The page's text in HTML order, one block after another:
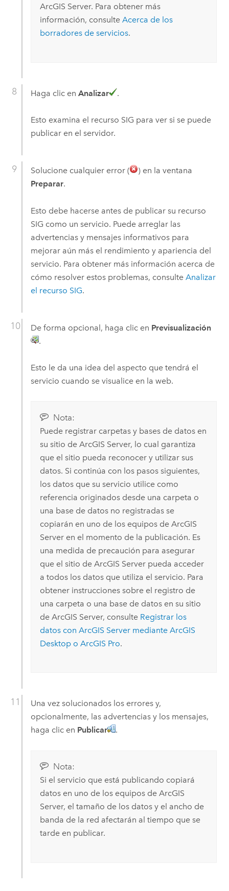
ArcGIS Server. Para obtener más
información, consulte Acerca de los
borradores de servicios.
Haga clic en Analizar .
Esto examina el recurso SIG para ver si se puede
publicar en el servidor.
Solucione cualquier error (
) en la ventana
Preparar.
Esto debe hacerse antes de publicar su recurso
SIG como un servicio. Puede arreglar las
advertencias y mensajes informativos para
mejorar aún más el rendimiento y apariencia del
servicio. Para obtener más información acerca de
cómo resolver estos problemas, consulte Analizar
el recurso SIG.
De forma opcional, haga clic en Previsualización
.
Esto le da una idea del aspecto que tendrá el
servicio cuando se visualice en la web.
Nota:
Puede registrar carpetas y bases de datos en
su sitio de ArcGIS Server, lo cual garantiza
que el sitio pueda reconocer y utilizar sus
datos. Si continúa con los pasos siguientes,
los datos que su servicio utilice como
referencia originados desde una carpeta o
una base de datos no registradas se
copiarán en uno de los equipos de ArcGIS
Serveren el momento de la publicación. Es
una medida de precaución para asegurar
que el sitio de ArcGIS Serverpueda acceder
a todos los datos que utiliza el servicio. Para
obtener instrucciones sobre el registro de
una carpeta o una base de datos en su sitio
de ArcGIS Server, consulte Registrar los
datos con ArcGIS Servermediante ArcGIS
Desktopo ArcGIS Pro.
Una vez solucionados los errores y,
opcionalmente, las advertencias y los mensajes,
haga clic en Publicar .
Nota:
Si el servicio que está publicando copiará
datos en uno de los equipos de ArcGIS
Server, el tamaño de los datos y el ancho de
banda de la red afectarán al tiempo que se
tarde en publicar.